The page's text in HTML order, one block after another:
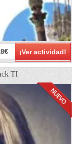
¡Ver actividad!
TI